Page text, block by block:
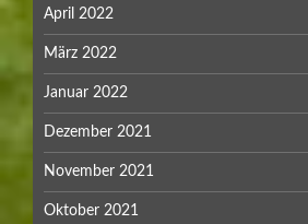
April 2022
März 2022
Januar 2022
Dezember 2021
November 2021
Oktober 2021